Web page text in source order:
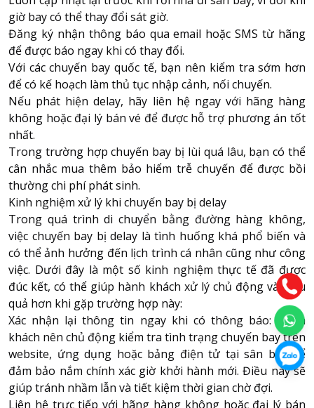
giờ bay có thể thay đổi sát giờ.
Đăng ký nhận thông báo qua email hoặc SMS từ hãng
để được báo ngay khi có thay đổi.
Với các chuyến bay quốc tế, bạn nên kiểm tra sớm hơn
để có kế hoạch làm thủ tục nhập cảnh, nối chuyến.
Nếu phát hiện delay, hãy liên hệ ngay với hãng hàng
không hoặc đại lý bán vé để được hỗ trợ phương án tốt
nhất.
Trong trường hợp chuyến bay bị lùi quá lâu, bạn có thể
cân nhắc mua thêm bảo hiểm trễ chuyến để được bồi
thường chi phí phát sinh.
Kinh nghiệm xử lý khi chuyến bay bị delay
Trong quá trình di chuyển bằng đường hàng không,
việc chuyến bay bị delay là tình huống khá phổ biến và
có thể ảnh hưởng đến lịch trình cá nhân cũng như công
việc. Dưới đây là một số kinh nghiệm thực tế đã được
đúc kết, có thể giúp hành khách xử lý chủ động và hiệu
quả hơn khi gặp trường hợp này:
Xác nhận lại thông tin ngay khi có thông báo: Hành
khách nên chủ động kiểm tra tình trạng chuyến bay trên
website, ứng dụng hoặc bảng điện tử tại sân bay để
đảm bảo nắm chính xác giờ khởi hành mới. Điều này sẽ
giúp tránh nhầm lẫn và tiết kiệm thời gian chờ đợi.
Liên hệ trực tiếp với hãng hàng không hoặc đại lý bán